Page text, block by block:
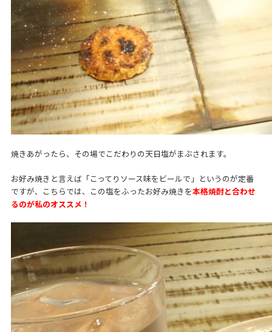
焼きあがったら、その場でこだわりの天日塩がまぶされます。
お好み焼きと言えば「こってりソース味をビールで」というのが定番
ですが、こちらでは、この塩をふったお好み焼きを本格焼酎と合わせ
るのが私のオススメ！